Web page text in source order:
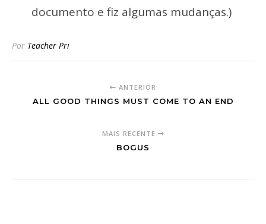
documento e fiz algumas mudanças.)
Por Teacher Pri
ANTERIOR
ALL GOOD THINGS MUST COME TO AN END
MAIS RECENTE
BOGUS